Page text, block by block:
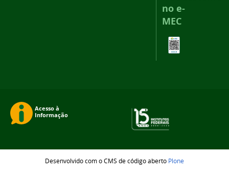
no e-
MEC
Desenvolvido com o CMS de código aberto Plone